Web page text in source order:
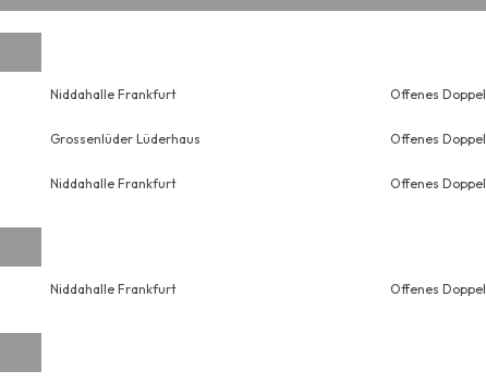
Niddahalle Frankfurt Offenes Doppel
Grossenlüder Lüderhaus Offenes Doppel
Niddahalle Frankfurt Offenes Doppel
Niddahalle Frankfurt Offenes Doppel